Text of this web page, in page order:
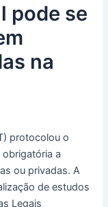
pode se
na
protocolou o
a
ou privadas. A
de estudos
Legais